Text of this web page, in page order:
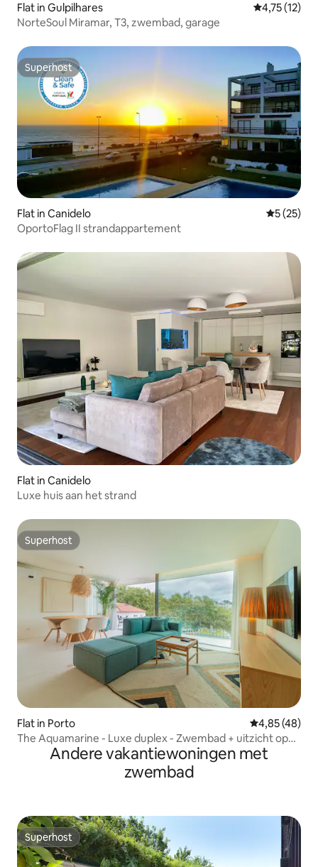
Flat in Gulpilhares Gemiddelde
4,75 (12)
NorteSoul Miramar, T3, zwembad, garage
Superhost
Superhost
Flat in Canidelo
5 (25)
OportoFlag II strandappartement
Flat in Canidelo
Luxe huis aan het strand
Superhost
Superhost
Flat in Porto Gemiddelde
4,85 (48)
The Aquamarine - Luxe duplex - Zwembad + uitzicht op
de stadAndere vakantiewoningen met
zwembad
Superhost
Superhost